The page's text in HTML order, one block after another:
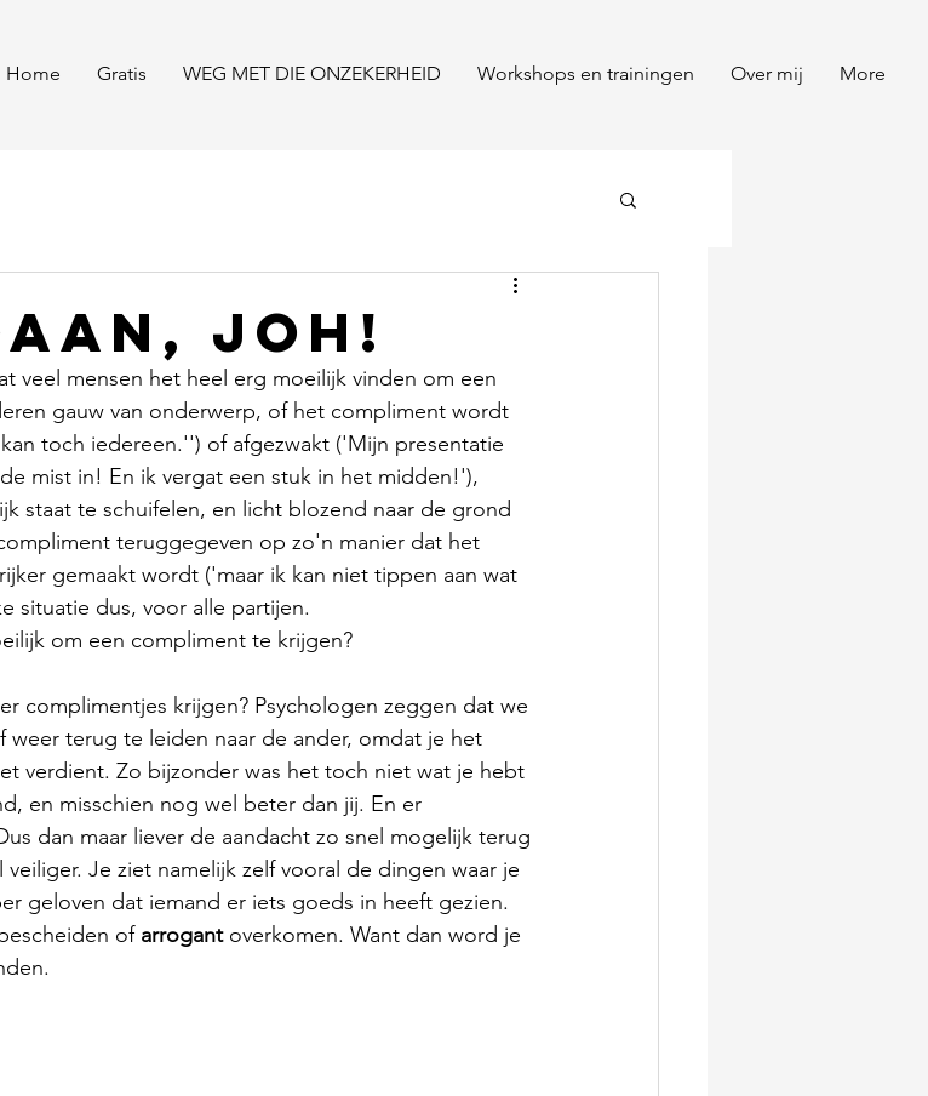
Home Gratis WEG MET DIE ONZEKERHEID Workshops en trainingen Over mij More
joh!
veel mensen het heel erg moeilijk vinden om een
gauw van onderwerp, of het compliment wordt
toch iedereen.'') of afgezwakt ('Mijn presentatie
mist in! En ik vergat een stuk in het midden!'),
staat te schuifelen, en licht blozend naar de grond
teruggegeven op zo'n manier dat het
gemaakt wordt ('maar ik kan niet tippen aan wat
situatie dus, voor alle partijen.
om een compliment te krijgen?
complimentjes krijgen? Psychologen zeggen dat we
weer terug te leiden naar de ander, omdat je het
verdient. Zo bijzonder was het toch niet wat je hebt
en misschien nog wel beter dan jij. En er
dan maar liever de aandacht zo snel mogelijk terug
Je ziet namelijk zelf vooral de dingen waar je
geloven dat iemand er iets goeds in heeft gezien.
of arrogant overkomen. Want dan word je